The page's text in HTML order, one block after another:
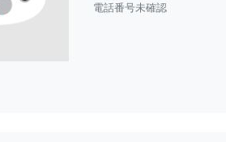
電話番号未確認